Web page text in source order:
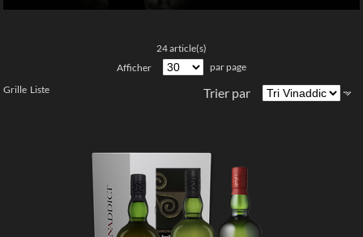
24 article(s)
Afficher
par page
Grille Liste Trier par